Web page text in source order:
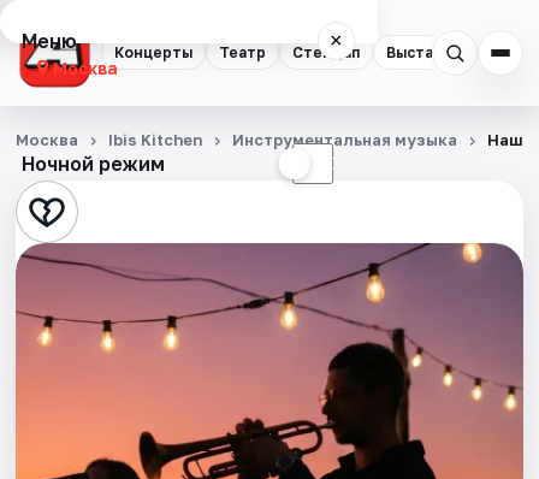
Концерты Театр Стендап Выставки
Меню ×
Москва
Концерты
Театр
Стендап
Квесты
Ночной режим ☾
Москва Ibis Kitchen Инструментальная музыка Наши